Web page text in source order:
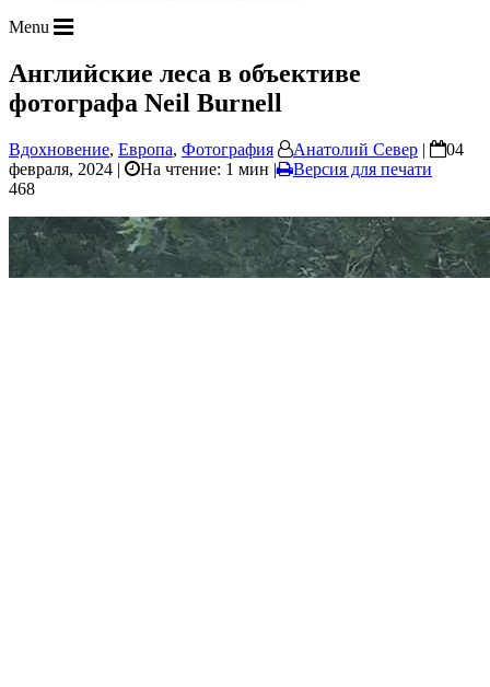
Menu
Английские леса в объективе
фотографа Neil Burnell
Вдохновение, Европа, Фотография Анатолий Север |
04
февраля, 2024 |
На чтение: 1 мин |
Версия для печати
468